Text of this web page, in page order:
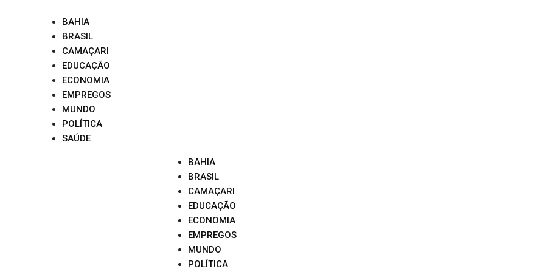
BAHIA
BRASIL
CAMAÇARI
EDUCAÇÃO
ECONOMIA
EMPREGOS
MUNDO
POLÍTICA
SAÚDE
BAHIA
BRASIL
CAMAÇARI
EDUCAÇÃO
ECONOMIA
EMPREGOS
MUNDO
POLÍTICA